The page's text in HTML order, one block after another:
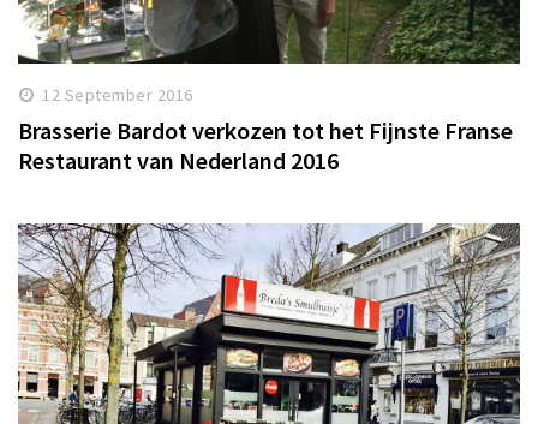
12 September 2016
Brasserie Bardot verkozen tot het Fijnste Franse
Restaurant van Nederland 2016